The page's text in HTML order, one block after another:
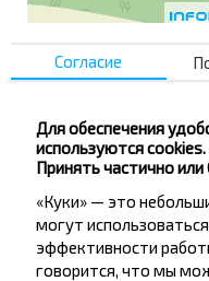
Углы-2
Согласие
Для обеспечения
используются
Принять частично
«Куки» — это
могут
эффективности
говорится, что мы